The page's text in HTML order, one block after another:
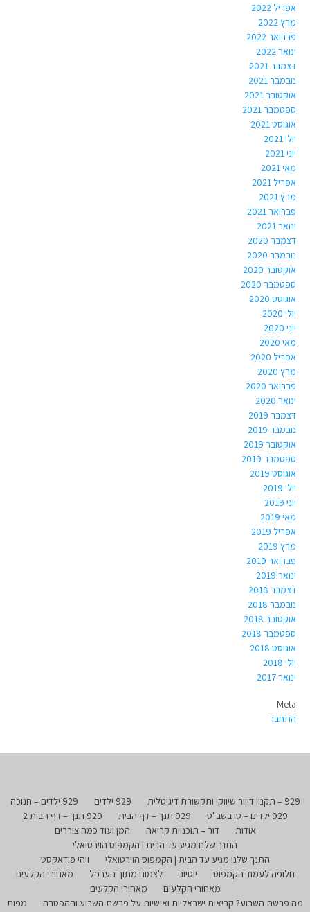
אפריל 2022
מרץ 2022
פברואר 2022
ינואר 2022
דצמבר 2021
נובמבר 2021
אוקטובר 2021
ספטמבר 2021
אוגוסט 2021
יולי 2021
יוני 2021
מאי 2021
אפריל 2021
מרץ 2021
פברואר 2021
ינואר 2021
דצמבר 2020
נובמבר 2020
אוקטובר 2020
ספטמבר 2020
אוגוסט 2020
יולי 2020
יוני 2020
מאי 2020
אפריל 2020
מרץ 2020
פברואר 2020
ינואר 2020
דצמבר 2019
נובמבר 2019
אוקטובר 2019
ספטמבר 2019
אוגוסט 2019
יולי 2019
יוני 2019
מאי 2019
אפריל 2019
מרץ 2019
פברואר 2019
ינואר 2019
דצמבר 2018
נובמבר 2018
אוקטובר 2018
ספטמבר 2018
אוגוסט 2018
יולי 2018
ינואר 2017
Meta
התחבר
929 – תקנון דיוור שיווקי ותקשורת דיגיטלית 929 ילדים
929 ילדים – חנוכה
929 ילדים – טו בשב"ט
929 תנך – דף הבית
929 תנך – דף הבית 2
אודות
דור – תוכניות קריאה
המן ועוד כמה צוררים
התנך שלנו מגיע עד הבית | הקמפוס הוירטואלי
התנך שלנו מגיע עד הבית | הקמפוס הוירטואלי
ויהי פודאקסט
חלופה לעמוד הקמפוס
יוטיוב לצמוח מתוך הערפל
מאחורי הקלעים
מאחורי הקלעים
מאחורי הקלעים
מה פרשת השבוע? קריאות ישראליות ואישיות על פרשת השבוע וההפטרה
מפות